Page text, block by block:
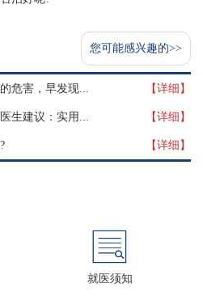
您可能感兴趣的>>
危害，早发现... 【详细】
生建议：实用... 【详细】
【详细】
就医须知